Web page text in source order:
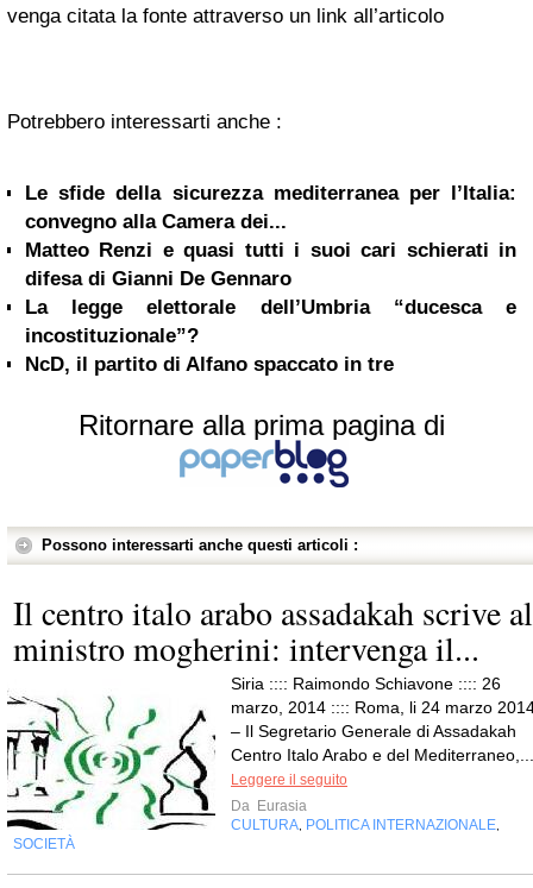
venga citata la fonte attraverso un link all’articolo
Potrebbero interessarti anche :
Le sfide della sicurezza mediterranea per l’Italia:
convegno alla Camera dei...
Matteo Renzi e quasi tutti i suoi cari schierati in
difesa di Gianni De Gennaro
La legge elettorale dell’Umbria “ducesca e
incostituzionale”?
NcD, il partito di Alfano spaccato in tre
Ritornare alla prima pagina di
Possono interessarti anche questi articoli :
Il centro italo arabo assadakah scrive al
ministro mogherini: intervenga il...
Siria :::: Raimondo Schiavone :::: 26
marzo, 2014 :::: Roma, li 24 marzo
– Il Segretario Generale di Assadakah
Centro Italo Arabo e del Mediterraneo,...
Leggere il seguito
Da Eurasia
CULTURA POLITICA INTERNAZIONALE
SOCIETÀ